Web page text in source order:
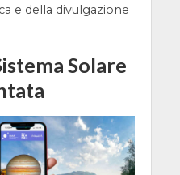
e della divulgazione
Solare